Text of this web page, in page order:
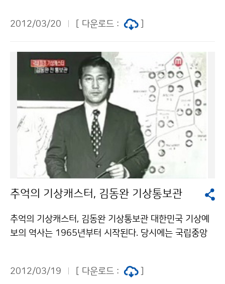
의 대기는 전지구적으로 순환하고 서로 영향을 미치기 때
다. 따라서 세계의 거의 모든 국가들이 정해진 방식으로
기상관측을 해서 자료를 실시간으로 공유한다. 세계적으
로 공유된 자료를 가지고 자국의 일기예보를 하게 된다.
일기예보는 전 세계인의 합작품이다. 그래서 기상의 날에
세계가 붙지 않는 건 상상할 수 없다. 현재, 세계기상기구
(WMO)에 등록된 지상기상관측망은 4,370개다. 세계 지
상기상관측망 세계 해양기상관측망기상청 이(가) 창작한
세계기상의 날! 왜 세계적인 날인가? 저작물은 "공공누
리" 출처표시-상업적이용금지 조건에 따라 이용 할 수 있
2012/03/20 [ 다운로드 :
추억의 기상캐스터, 김동완 기상통보관
추억의 기상캐스터, 김동완 기상통보관 대한민국 기상예
보의 역사는 1965년부터 시작된다. 당시에는 국립중앙
호 기상캐스터인 김동완 통보관이 등장한다. 당시 관상대
2012/03/19 [ 다운로드 :